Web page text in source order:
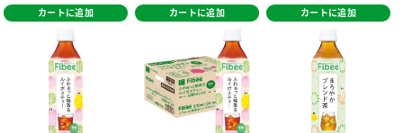
カートに追加
カートに追加
カートに追加